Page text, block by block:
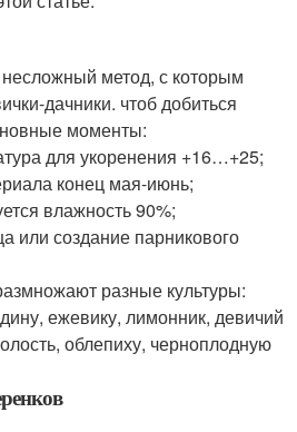
метод, с которым
дачники. чтоб добиться
моменты:
для укоренения +16…+25;
конец мая-июнь;
влажность 90%;
или создание парникового
разные культуры:
ежевику, лимонник, девичий
облепиху, черноплодную